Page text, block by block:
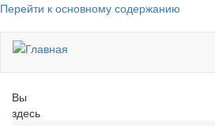
Перейти к основному содержанию
Вы
здесь